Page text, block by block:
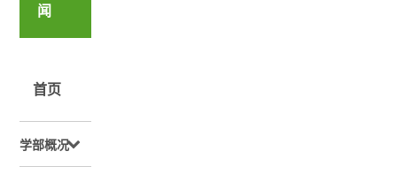
闻
首页
学部概况